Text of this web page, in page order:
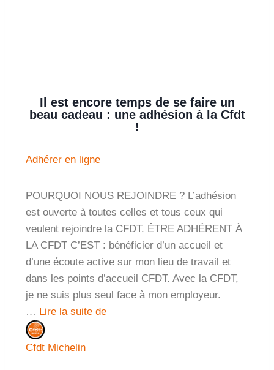
Il est encore temps de se faire un
beau cadeau : une adhésion à la Cfdt
!
Adhérer en ligne
POURQUOI NOUS REJOINDRE ? L’adhésion
est ouverte à toutes celles et tous ceux qui
veulent rejoindre la CFDT. ÊTRE ADHÉRENT À
LA CFDT C’EST : bénéficier d’un accueil et
d’une écoute active sur mon lieu de travail et
dans les points d’accueil CFDT. Avec la CFDT,
je ne suis plus seul face à mon employeur.
… Lire la suite de
Cfdt Michelin